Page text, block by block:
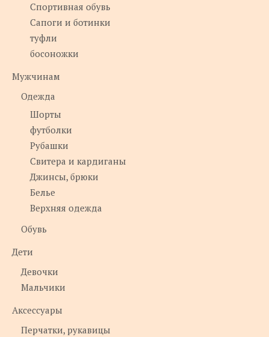
Спортивная обувь
Сапоги и ботинки
туфли
босоножки
Мужчинам
Одежда
Шорты
футболки
Рубашки
Свитера и кардиганы
Джинсы, брюки
Белье
Верхняя одежда
Обувь
Дети
Девочки
Мальчики
Аксессуары
Перчатки, рукавицы